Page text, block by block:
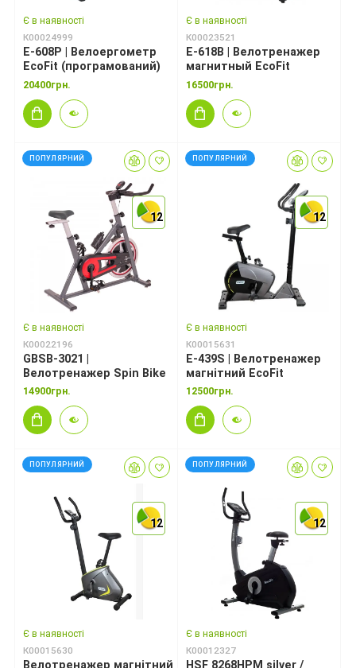
Є в наявності
К00024999
E-608P | Велоергометр
EcoFit (програмований)
20400грн.
Є в наявності
К00023521
E-618B | Велотренажер
магнитный EcoFit
16500грн.
12
12
12
ПОПУЛЯРНИЙ
Є в наявності
К00022196
GBSB-3021 |
Велотренажер Spin Bike
14900грн.
12
12
12
ПОПУЛЯРНИЙ
Є в наявності
К00015631
E-439S | Велотренажер
магнітний EcoFit
12500грн.
12
12
12
ПОПУЛЯРНИЙ
Є в наявності
К00015630
Велотренажер магнітний
12
12
12
ПОПУЛЯРНИЙ
Є в наявності
К00012327
HSF 8268HPM silver /